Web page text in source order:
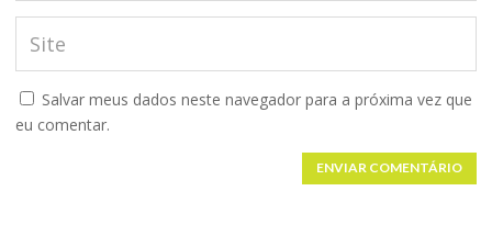
Salvar meus dados neste navegador para a próxima vez que
eu comentar.
ENVIAR COMENTÁRIO